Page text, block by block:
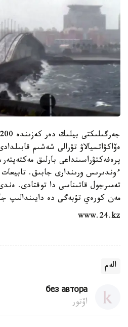
ەۆاكۋاتسيالاۋ تۋرالى شەشىم
پرەفەكتۋراسىنداعى بارلىق
ءوندىرىس ورىندارى جابىق. تابيعات
تەمىرجول قاتىناسى دا توقتادى.
مەن كورەي تۇبەگى دە دايىندالىپ
www.24.kz
الەم
без автора
اۆتور